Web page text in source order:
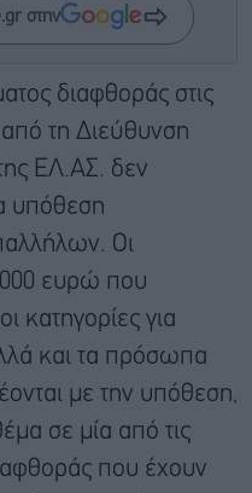
στην
διαφθοράς στις
από τη Διεύθυνση
ΕΛ.ΑΣ. δεν
υπόθεση
Οι
ευρώ που
κατηγορίες για
και τα πρόσωπα
με την υπόθεση,
σε μία από τις
που έχουν